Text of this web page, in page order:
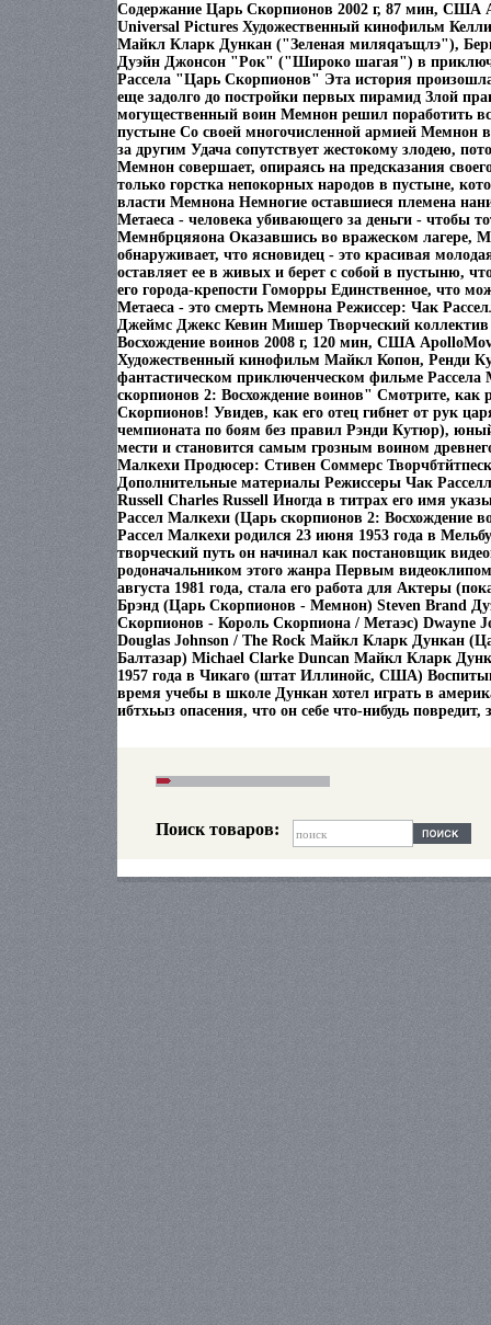
Содержание Царь Скорпионов 2002 г, 87 мин, США
Universal Pictures Художественный кинофильм
Майкл Кларк Дункан ("Зеленая миляqаъщлэ"),
Дуэйн Джонсон "Рок" ("Широко шагая") в
Рассела "Царь Скорпионов" Эта история
еще задолго до постройки первых пирамид Злой
могущественный воин Мемнон решил поработить
пустыне Со своей многочисленной армией Мемнон
за другим Удача сопутствует жестокому злодею,
Мемнон совершает, опираясь на предсказания
только горстка непокорных народов в пустыне,
власти Мемнона Немногие оставшиеся племена
Метаеса - человека убивающего за деньги - чтобы
Мемнбрцяяона Оказавшись во вражеском лагере,
обнаруживает, что ясновидец - это красивая
оставляет ее в живых и берет с собой в пустыню,
его города-крепости Гоморры Единственное, что
Метаеса - это смерть Мемнона Режиссер: Чак
Джеймс Джекс Кевин Мишер Творческий
Восхождение воинов 2008 г, 120 мин, США
Художественный кинофильм Майкл Копон, Ренди
фантастическом приключенческом фильме
скорпионов 2: Восхождение воинов" Смотрите, как
Скорпионов! Увидев, как его отец гибнет от рук
чемпионата по боям без правил Рэнди Кутюр),
мести и становится самым грозным воином
Малкехи Продюсер: Стивен Соммерс
Дополнительные материалы Режиссеры Чак
Russell Charles Russell Иногда в титрах его имя
Рассел Малкехи (Царь скорпионов 2: Восхождение
Рассел Малкехи родился 23 июня 1953 года в
творческий путь он начинал как постановщик
родоначальником этого жанра Первым
августа 1981 года, стала его работа для Актеры
Брэнд (Царь Скорпионов - Мемнон) Steven Brand
Скорпионов - Король Скорпиона / Метаэс) Dwayne
Douglas Johnson / The Rock Майкл Кларк Дункан
Балтазар) Michael Clarke Duncan Майкл Кларк
1957 года в Чикаго (штат Иллинойс, США)
время учебы в школе Дункан хотел играть в
ибтхьыз опасения, что он себе что-нибудь
Поиск товаров: